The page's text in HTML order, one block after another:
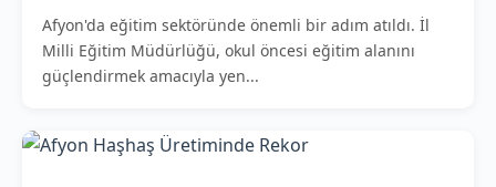
Afyon'da eğitim sektöründe önemli bir adım atıldı. İl
Milli Eğitim Müdürlüğü, okul öncesi eğitim alanını
güçlendirmek amacıyla yen...